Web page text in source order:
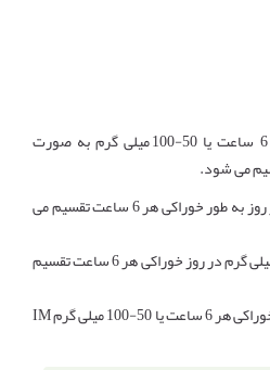
50-100 میلی گرم خوراکی هر 6 ساعت یا 50-100 میلی گرم به صورت
50 میلی گرم در روز به طور خوراکی هر 6 ساعت تقسیم می
50-100 میلی گرم در روز خوراکی هر 6 ساعت تقسیم
100-50 میلی گرم خوراکی هر 6 ساعت یا 50-100 میلی گرم IM